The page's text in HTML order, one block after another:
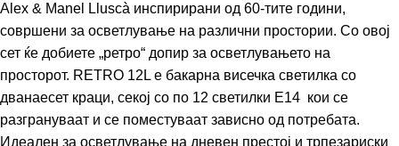
Alex & Manel Lluscà инспирирани од 60-тите години,
совршени за осветлување на различни простории. Со овој
сет ќе добиете „ретро“ допир за осветлувањето на
просторот. RETRO 12L е бакарна висечка светилка со
дванаесет краци, секој со по 12 светилки Е14 кои се
разгрануваат и се поместуваат зависно од потребата.
Идеален за осветлување на дневен престој и трпезариски